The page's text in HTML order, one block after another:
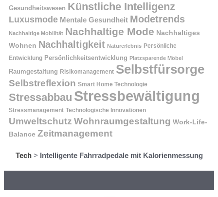
Gesundheitswesen Künstliche Intelligenz
Luxusmode Mentale Gesundheit Modetrends
Nachhaltige Mobilität Nachhaltige Mode Nachhaltiges
Wohnen Nachhaltigkeit Naturerlebnis Persönliche
Entwicklung Persönlichkeitsentwicklung Platzsparende Möbel
Raumgestaltung Risikomanagement Selbstfürsorge
Selbstreflexion Smart Home Technologie
Stressabbau Stressbewältigung
Stressmanagement Technologische Innovationen
Umweltschutz Wohnraumgestaltung Work-Life-
Balance Zeitmanagement
Tech> Intelligente Fahrradpedale mit Kalorienmessung